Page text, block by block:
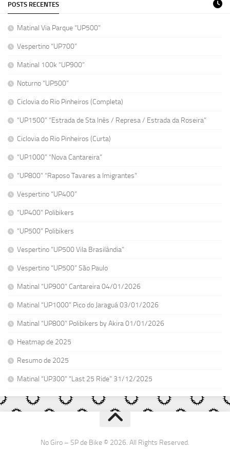
POSTS RECENTES
Matinal Via Parque “UP500”
Vespertino “UP700”
Matinal 100k “UP900”
Noturno “UP500”
Ciclovia do Rio Pinheiros (Completa)
“UP1500” “Estrada de Sta Inês / Represa / Estrada da Roseira”
Ciclovia do Rio Pinheiros (Curta)
“UP1000” “Nova Cantareira”
“UP800” “Raposo Tavares a Imigrantes”
Vespertino “UP400”
“UP400” Polibikers
“UP500” Polibikers
Vespertino “UP500 Vila Brasilândia”
Vespertino “UP500” São Paulo
Matinal “UP900” Cantareira 04/01/2026
Matinal “UP1000” Pico do Jaraguá 03/01/2026
Matinal “UP800” Polibikers by Akira 01/01/2026
Heatmap de 2025
Resumo de 2025
Matinal “UP300” “Last 25 Ride” 31/12/2025
No Giro – SP de Bike © 2026. All Rights Reserved.